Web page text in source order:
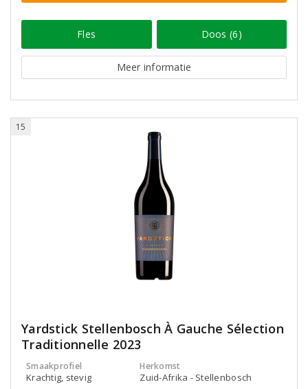
Fles Doos (6)
Meer informatie
15
Yardstick Stellenbosch À Gauche Sélection
Traditionnelle 2023
Smaakprofiel
Krachtig, stevig
Herkomst
Zuid-Afrika - Stellenbosch